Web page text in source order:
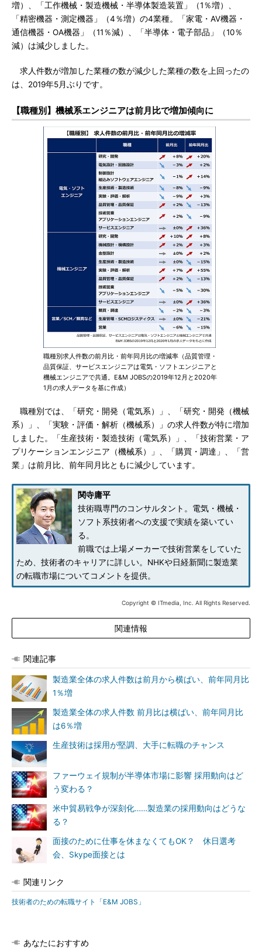
増）、「工作機械・製造機械・半導体製造装置」（1％増）、
「精密機器・測定機器」（4％増）の4業種。「家電・AV機器・
通信機器・OA機器」（11％減）、「半導体・電子部品」（10％
減）は減少しました。
求人件数が増加した業種の数が減少した業種の数を上回ったの
は、2019年5月ぶりです。
【職種別】機械系エンジニアは前月比で増加傾向に
職種別求人件数の前月比・前年同月比の増減率（品質管理・
品質保証、サービスエンジニアは電気・ソフトエンジニアと
機械エンジニアで共通。E&M JOBSの2019年12月と2020年
1月の求人データを基に作成）
職種別では、「研究・開発（電気系）」、「研究・開発（機械
系）」、「実験・評価・解析（機械系）」の求人件数が特に増加
しました。「生産技術・製造技術（電気系）」、「技術営業・ア
プリケーションエンジニア（機械系）」、「購買・調達」、「営
業」は前月比、前年同月比ともに減少しています。
関寺庸平
技術職専門のコンサルタント。電気・機械・
ソフト系技術者への支援で実績を築いてい
る。
前職では上場メーカーで技術営業をしていた
ため、技術者のキャリアに詳しい。NHKや日経新聞に製造業
の転職市場についてコメントを提供。
Copyright © ITmedia, Inc. All Rights Reserved.
関連情報
関連記事
製造業全体の求人件数は前月から横ばい、前年同月比
1％増
製造業全体の求人件数 前月比は横ばい、前年同月比
は6％増
生産技術は採用が堅調、大手に転職のチャンス
ファーウェイ規制が半導体市場に影響 採用動向はど
う変わる？
米中貿易戦争が深刻化……製造業の採用動向はどうな
る？
面接のために仕事を休まなくてもOK？ 休日選考
会、Skype面接とは
関連リンク
技術者のための転職サイト「E&M JOBS」
あなたにおすすめ